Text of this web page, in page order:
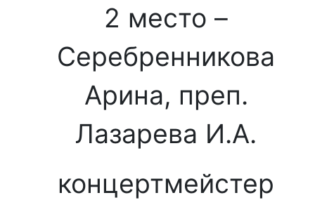
2 место –
Серебренникова
Арина, преп.
Лазарева И.А.
концертмейстер